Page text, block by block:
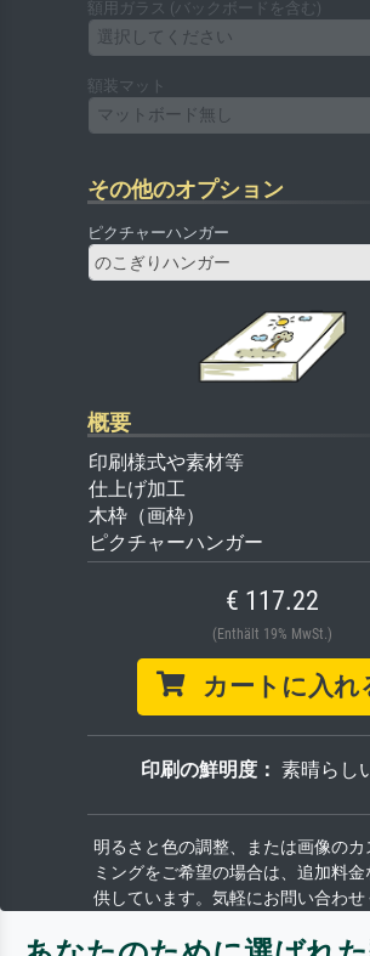
額用ガラス (バックボードを含む)
選択してください
額装マット
マットボード無し
その他のオプション
ピクチャーハンガー
のこぎりハンガー
概要
印刷様式や素材等
仕上げ加工
木枠（画枠）
ピクチャーハンガー
€ 117.22
(Enthält 19% MwSt.)
カートに入れ
印刷の鮮明度： 素晴らし
明るさと色の調整、または画像のカ
ミングをご希望の場合は、追加料
供しています。気軽にお問い合わせ